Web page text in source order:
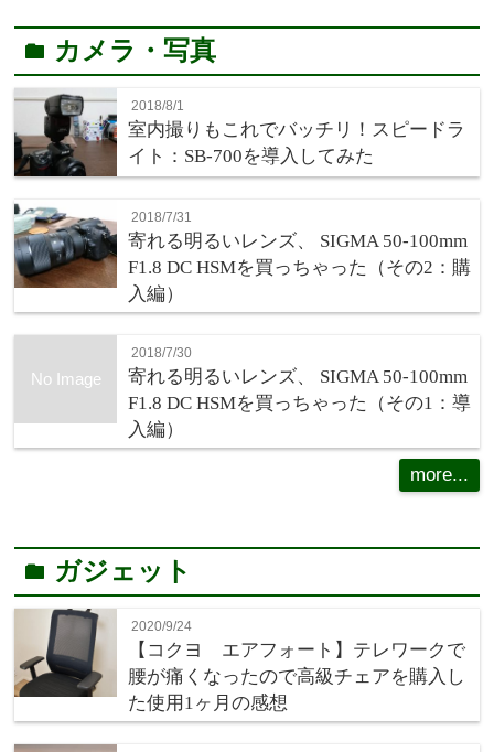
folder カメラ・写真
2018/8/1
室内撮りもこれでバッチリ！スピードラ
イト：SB-700を導入してみた
2018/7/31
寄れる明るいレンズ、 SIGMA 50-100mm
F1.8 DC HSMを買っちゃった（その2：購
入編）
No Image
2018/7/30
寄れる明るいレンズ、 SIGMA 50-100mm
F1.8 DC HSMを買っちゃった（その1：導
入編）
more...
folder ガジェット
2020/9/24
【コクヨ エアフォート】テレワークで
腰が痛くなったので高級チェアを購入し
た使用1ヶ月の感想